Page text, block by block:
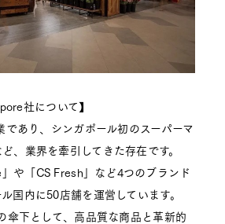
社について】
あり、シンガポール初のスーパーマ
、業界を牽引してきた存在です。
や「CS Fresh」など4つのブランド
国内に50店舗を運営しています。
傘下として、高品質な商品と革新的